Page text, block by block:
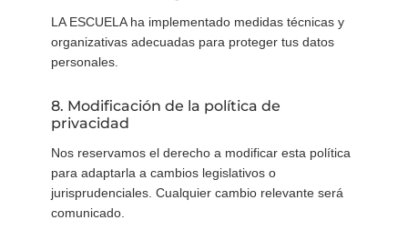
LA ESCUELA ha implementado medidas técnicas y
organizativas adecuadas para proteger tus datos
personales.
8. Modificación de la política de
privacidad
Nos reservamos el derecho a modificar esta política
para adaptarla a cambios legislativos o
jurisprudenciales. Cualquier cambio relevante será
comunicado.